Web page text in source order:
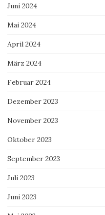
Juni 2024
Mai 2024
April 2024
März 2024
Februar 2024
Dezember 2023
November 2023
Oktober 2023
September 2023
Juli 2023
Juni 2023